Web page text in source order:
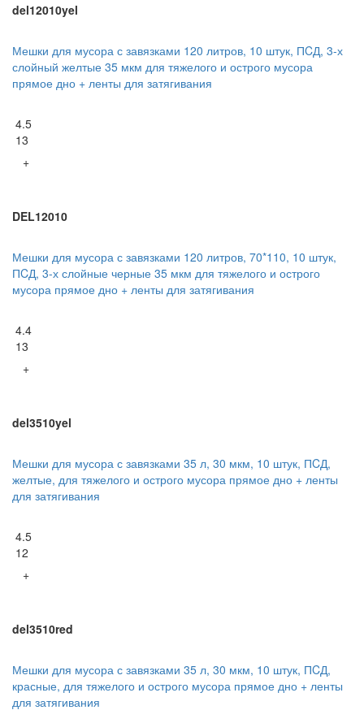
del12010yel
Мешки для мусора с завязками 120 литров, 10 штук, ПCД, 3-х
слойный желтые 35 мкм для тяжелого и острого мусора
прямое дно + ленты для затягивания
4.5
13
+
DEL12010
Мешки для мусора с завязками 120 литров, 70*110, 10 штук,
ПCД, 3-х слойные черные 35 мкм для тяжелого и острого
мусора прямое дно + ленты для затягивания
4.4
13
+
del3510yel
Мешки для мусора с завязками 35 л, 30 мкм, 10 штук, ПCД,
желтые, для тяжелого и острого мусора прямое дно + ленты
для затягивания
4.5
12
+
del3510red
Мешки для мусора с завязками 35 л, 30 мкм, 10 штук, ПCД,
красные, для тяжелого и острого мусора прямое дно + ленты
для затягивания